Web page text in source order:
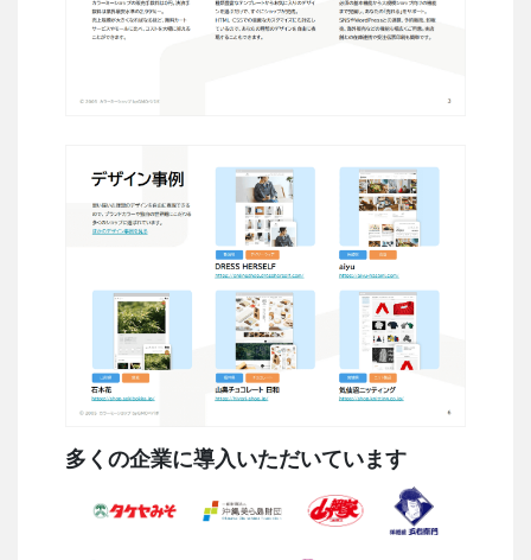
多くの企業に導入いただいています